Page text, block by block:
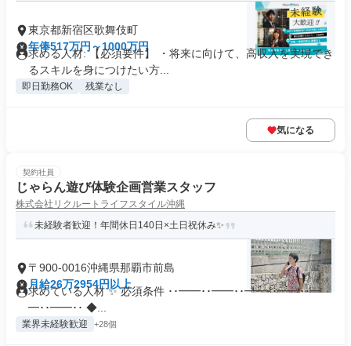
東京都新宿区歌舞伎町
年俸517万円～1000万円
求める人材: 【必須要件】 ・将来に向けて、高収入を実現でき
るスキルを身につけたい方...
即日勤務OK 残業なし
気になる
契約社員
じゃらん遊び体験企画営業スタッフ
株式会社リクルートライフスタイル沖縄
未経験者歓迎！年間休日140日×土日祝休み✨
〒900-0016沖縄県那覇市前島
月給26万2954円以上
求めている人材 ✨ 必須条件 ･･━━･･━━･･━━･･━━･･━
━･･━━･･ ◆...
業界未経験歓迎 +28個